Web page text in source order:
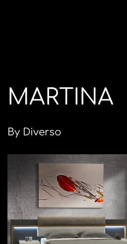
MARTINA
By Diverso